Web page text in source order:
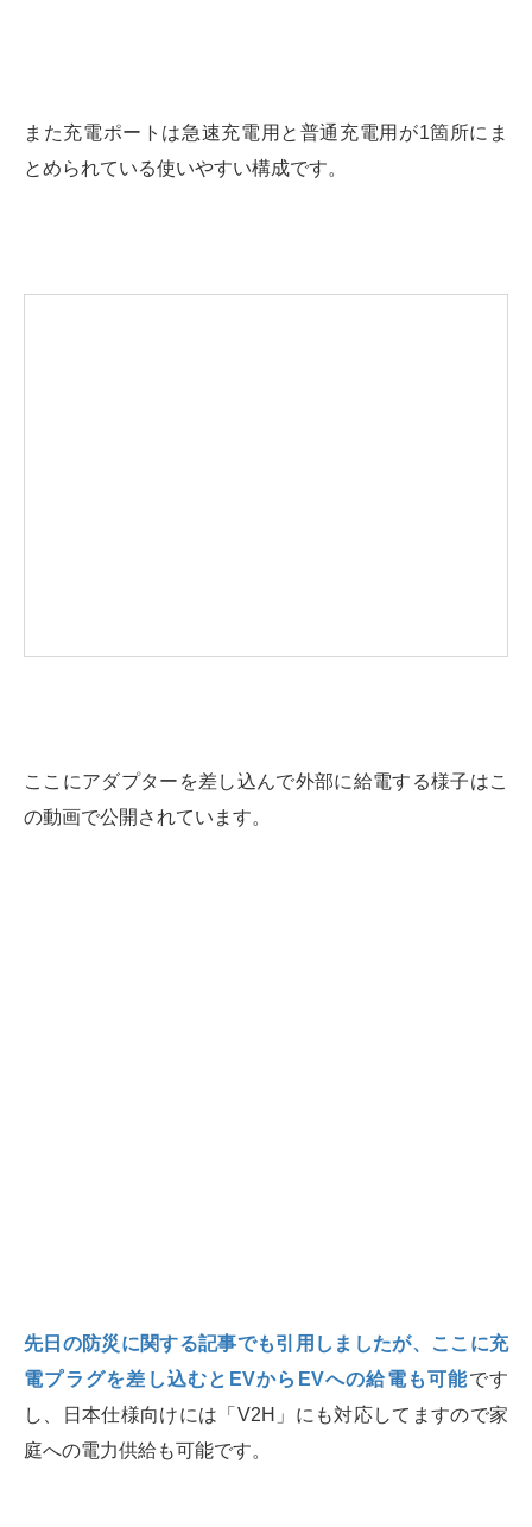
また充電ポートは急速充電用と普通充電用が1箇所にま
とめられている使いやすい構成です。
ここにアダプターを差し込んで外部に給電する様子はこ
の動画で公開されています。
先日の防災に関する記事でも引用しましたが、ここに充
電プラグを差し込むとEVからEVへの給電も可能です
し、日本仕様向けには「V2H」にも対応してますので家
庭への電力供給も可能です。